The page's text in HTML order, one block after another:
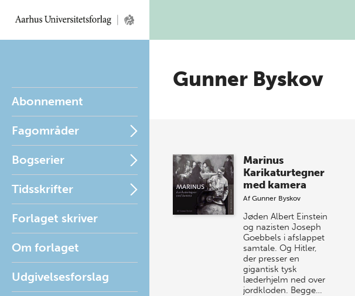
Abonnement
Fagområder
Bogserier
Tidsskrifter
Forlaget skriver
Om forlaget
Udgivelsesforslag
Gunner Byskov
Marinus
Karikaturtegner
med kamera
Af Gunner Byskov
Jøden Albert Einstein
og nazisten Joseph
Goebbels i afslappet
samtale. Og Hitler,
der presser en
gigantisk tysk
læderhjelm ned over
jordkloden. Begge…